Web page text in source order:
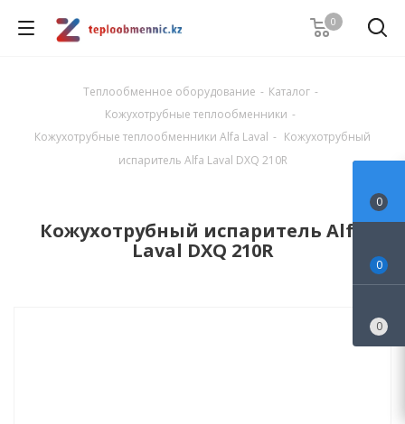
0
Теплообменное оборудование - Каталог -
Кожухотрубные теплообменники -
Кожухотрубные теплообменники Alfa Laval - Кожухотрубный
испаритель Alfa Laval DXQ 210R
Кожухотрубный испаритель Alfa
Laval DXQ 210R
0
0
0